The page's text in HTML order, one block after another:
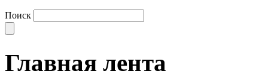
Поиск
Главная лента